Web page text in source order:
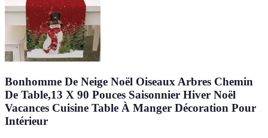
Bonhomme De Neige Noël Oiseaux Arbres Chemin
De Table,13 X 90 Pouces Saisonnier Hiver Noël
Vacances Cuisine Table À Manger Décoration Pour
Intérieur